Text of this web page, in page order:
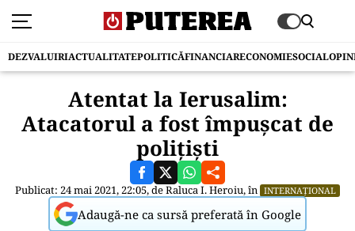
DEZVALUIRIACTUALITATEPOLITICĂFINANCIARECONOMIESOCIAL
Atentat la Ierusalim:
Atacatorul a fost împușcat de
polițiști
Publicat: 24 mai 2021, 22:05, deRaluca I. Heroiu, în INTERNAȚIONAL
Adaugă-ne ca sursă preferată în Google